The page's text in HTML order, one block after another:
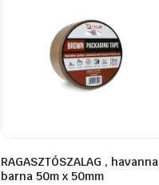
RAGASZTÓSZALAG , havanna
barna 50m x 50mm